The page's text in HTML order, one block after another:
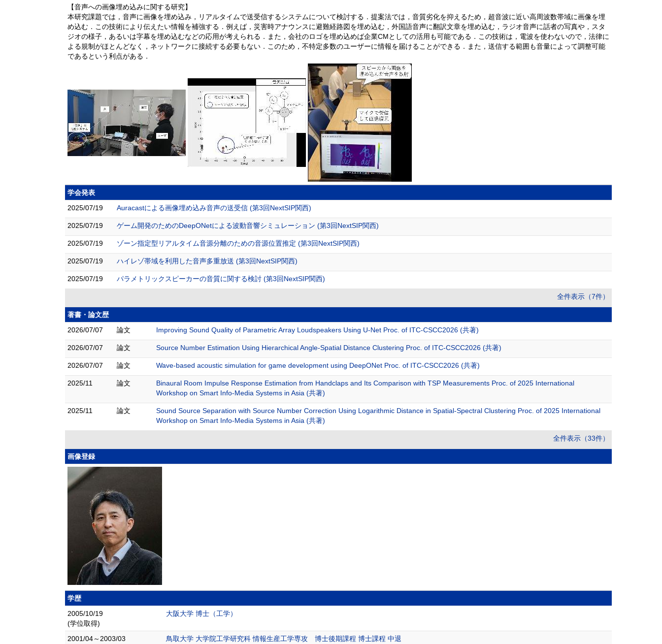
【音声への画像埋め込みに関する研究】
本研究課題では，音声に画像を埋め込み，リアルタイムで送受信するシステムについて検討する．提案法では，音質劣化を抑えるため，超音波に近い高周波数帯域に画像を埋
め込む．この技術により伝えたい情報を補強する．例えば，災害時アナウンスに避難経路図を埋め込む，外国語音声に翻訳文章を埋め込む，ラジオ音声に話者の写真や，スタ
ジオの様子，あるいは字幕を埋め込むなどの応用が考えられる．また，会社のロゴを埋め込めば企業CMとしての活用も可能である．この技術は，電波を使わないので，法律に
よる規制がほとんどなく，ネットワークに接続する必要もない．このため，不特定多数のユーザーに情報を届けることができる．また，送信する範囲も音量によって調整可能
であるという利点がある．
学会発表
2025/07/19
Auracastによる画像埋め込み音声の送受信 (第3回NextSIP関西)
2025/07/19 ゲーム開発のためのDeepONetによる波動音響シミュレーション (第3回NextSIP関西)
2025/07/19 ゾーン指定型リアルタイム音源分離のための音源位置推定 (第3回NextSIP関西)
2025/07/19 ハイレゾ帯域を利用した音声多重放送 (第3回NextSIP関西)
2025/07/19 パラメトリックスピーカーの音質に関する検討 (第3回NextSIP関西)
全件表示（7件）
著書・論文歴
2026/07/07
論文 Improving Sound Quality of Parametric Array Loudspeakers Using U-Net Proc. of ITC-CSCC2026 (共著)
2026/07/07 論文 Source Number Estimation Using Hierarchical Angle-Spatial Distance Clustering Proc. of ITC-CSCC2026 (共著)
2026/07/07 論文 Wave-based acoustic simulation for game development using DeepONet Proc. of ITC-CSCC2026 (共著)
2025/11 論文
Binaural Room Impulse Response Estimation from Handclaps and Its Comparison with TSP Measurements Proc. of 2025 International
Workshop on Smart Info-Media Systems in Asia (共著)
2025/11 論文
Sound Source Separation with Source Number Correction Using Logarithmic Distance in Spatial-Spectral Clustering Proc. of 2025 International
Workshop on Smart Info-Media Systems in Asia (共著)
全件表示（33件）
画像登録
学歴
2005/10/19
(学位取得)
大阪大学 博士（工学）
2001/04～2003/03 鳥取大学 大学院工学研究科 情報生産工学専攻 博士後期課程 博士課程 中退